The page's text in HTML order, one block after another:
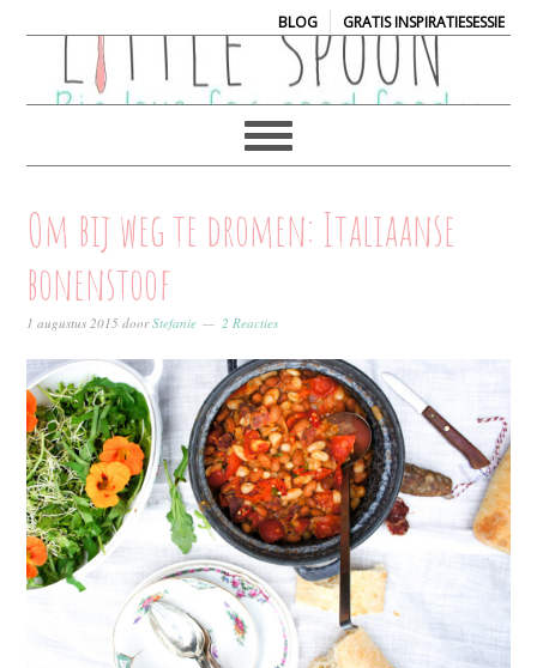
BLOG| GRATIS INSPIRATIESESSIE
Om bij weg te dromen: Italiaanse
bonenstoof
1 augustus 2015 doorStefanie 2 Reacties